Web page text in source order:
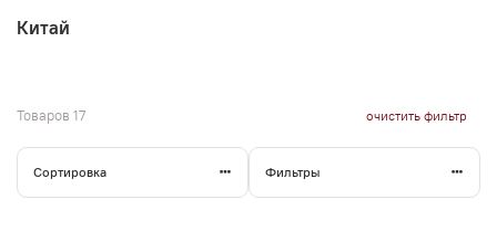
Китай
Товаров 17 очистить фильтр
Сортировка Фильтры